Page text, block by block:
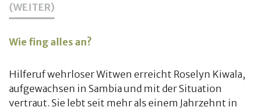
(WEITER)
Hilferuf wehrloser Witwen erreicht Roselyn Kiwala,
aufgewachsen in Sambia und mit der Situation
vertraut. Sie lebt seit mehr als einem Jahrzehnt in
Wie fing alles an?